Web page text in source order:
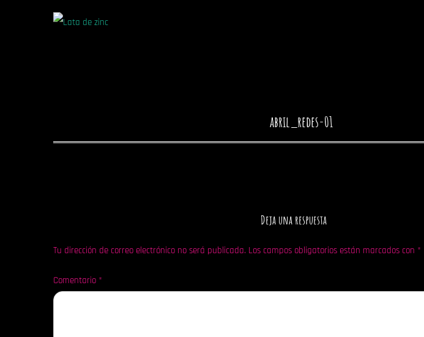
abril_redes-01
Deja una respuesta
Tu dirección de correo electrónico no será publicada. Los campos obligatorios están marcados con *
Comentario *